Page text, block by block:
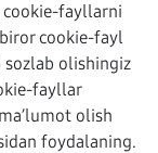
cookie-fayllarni
cookie-fayl
olishingiz
fayllar
olish
foydalaning.